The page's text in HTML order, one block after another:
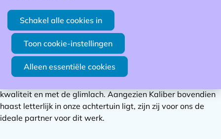
fiets, is daar veel meer montagewerk aan, en dan met name
kleiner premontage werk zoals het monteren van batterij
contacten, schijfremmen, kabels, etc…...
Dit is werk waar onze eigen werknemers minder tijd voor
hebben én waar de werknemers van maatwerkbedrijf
kwaliteit en met de glimlach. Aangezien Kaliber bovendien
haast letterlijk in onze achtertuin ligt, zijn zij voor ons de
ideale partner voor dit werk.
Schakel alle cookies in
Toon cookie-instellingen
Alleen essentiële cookies